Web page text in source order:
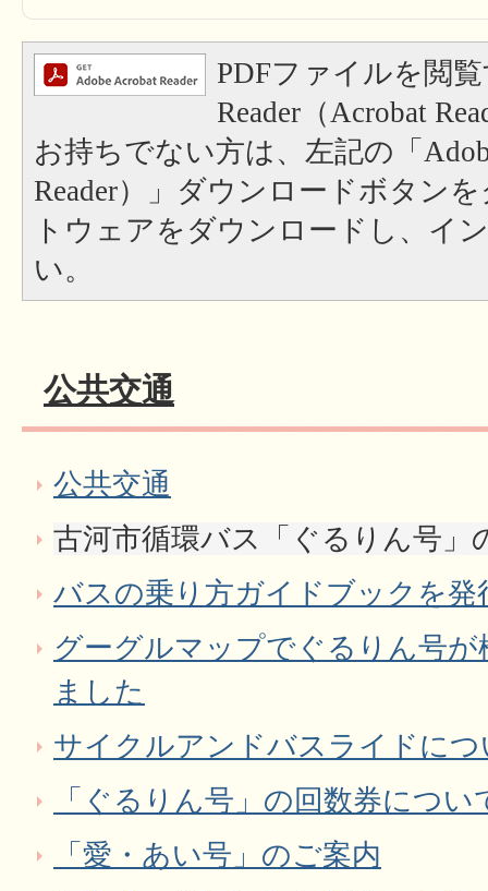
PDFファイルを閲
Reader（Acrobat
お持ちでない方は、左記の「
Reader）」ダウンロードボタン
トウェアをダウンロードし、イ
い。
公共交通
公共交通
古河市循環バス「ぐるりん号」
バスの乗り方ガイドブックを発
グーグルマップでぐるりん号
ました
サイクルアンドバスライドにつ
「ぐるりん号」の回数券につい
「愛・あい号」のご案内